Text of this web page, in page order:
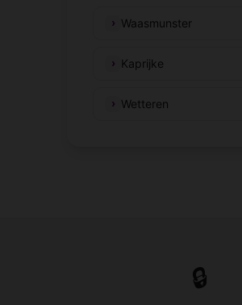
Waasmunster
Kaprijke
Wetteren
🔒